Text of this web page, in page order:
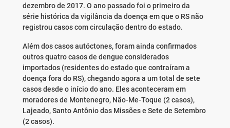
dezembro de 2017. O ano passado foi o primeiro da
série histórica da vigilância da doença em que o RS não
registrou casos com circulação dentro do estado.
Além dos casos autóctones, foram ainda confirmados
outros quatro casos de dengue considerados
importados (residentes do estado que contraíram a
doença fora do RS), chegando agora a um total de sete
casos desde o início do ano. Eles aconteceram em
moradores de Montenegro, Não-Me-Toque (2 casos),
Lajeado, Santo Antônio das Missões e Sete de Setembro
(2 casos).